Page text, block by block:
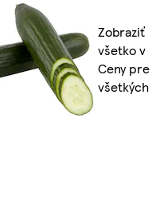
Zobraziť
všetko v
Ceny pre
všetkých